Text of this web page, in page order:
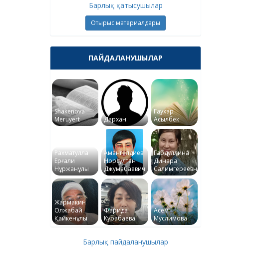
Барлық қатысушылар
Отырыс материалдары
ПАЙДАЛАНУШЫЛАР
Shakenova
Meruyert
Дархан
Гаухар
Асылбек
Рахматулла
Ерғали
Нұржанұлы
Амангелдиев
Норсултан
Джумабаевич
Габдуллина
Динара
Салимгереевна
Жармакин
Олжабай
Қайкенұлы
Фарида
Курабаева
Асем
Муслимова
Барлық пайдаланушылар